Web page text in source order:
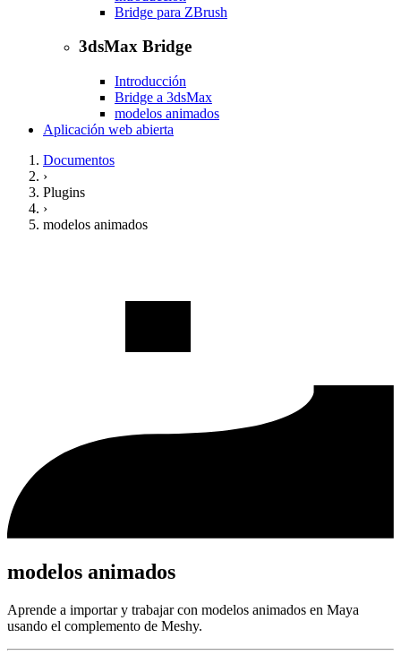
Bridge para ZBrush
3dsMax Bridge
Introducción
Bridge a 3dsMax
modelos animados
Aplicación web abierta
Documentos
›
Plugins
›
modelos animados
modelos animados
Aprende a importar y trabajar con modelos animados en Maya
usando el complemento de Meshy.